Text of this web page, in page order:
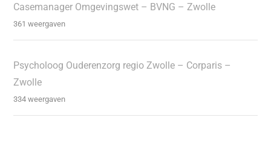
Casemanager Omgevingswet – BVNG – Zwolle
361 weergaven
Psycholoog Ouderenzorg regio Zwolle – Corparis –
Zwolle
334 weergaven